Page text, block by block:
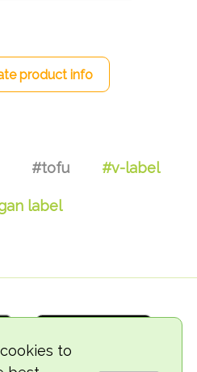
to
product info
#tofu #v-label
label